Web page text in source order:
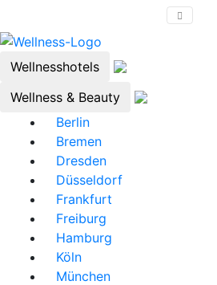
Wellnesshotels
Wellness & Beauty
Berlin
Bremen
Dresden
Düsseldorf
Frankfurt
Freiburg
Hamburg
Köln
München